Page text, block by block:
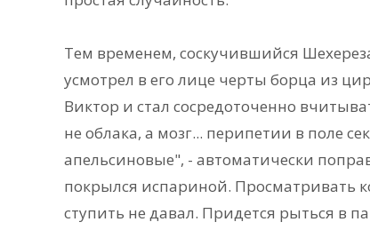
Тем временем, соскучившийся
усмотрел в его лице черты борца из
Виктор и стал сосредоточенно
не облака, а мозг... перипетии в поле
апельсиновые", - автоматически
покрылся испариной. Просматривать
ступить не давал. Придется рыться в